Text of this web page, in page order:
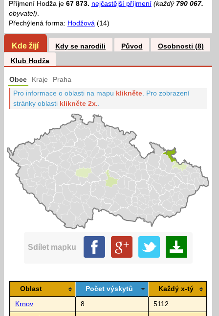
Příjmení Hodža je 67 873. nejčastější příjmení (každý 790 067.
obyvatel).
Přechýlená forma: Hodžová(14)
Kde žijí Kdy se narodili Původ
Osobnosti (8)
Klub Hodža
Obce Kraje Praha
Pro informace o oblasti na mapu klikněte Pro zobrazení
stránky oblasti klikněte 2x.
Sdílet mapku
Oblast Počet výskytů Každý x-tý
Krnov 8 5112